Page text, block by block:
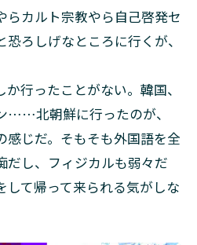
カルト宗教やら自己啓発セ
ろしげなところに行くが、
行ったことがない。韓国、
……北朝鮮に行ったのが、
感じだ。そもそも外国語を全
だし、フィジカルも弱々だ
して帰って来られる気がしな